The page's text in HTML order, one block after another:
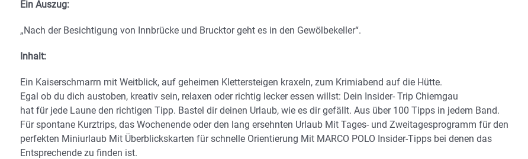
Ein Auszug:
„Nach der Besichtigung von Innbrücke und Brucktor geht es in den Gewölbekeller“.
Inhalt:
Ein Kaiserschmarrn mit Weitblick, auf geheimen Klettersteigen kraxeln, zum Krimiabend auf die Hütte.
Egal ob du dich austoben, kreativ sein, relaxen oder richtig lecker essen willst: Dein Insider- Trip Chiemgau
hat für jede Laune den richtigen Tipp. Bastel dir deinen Urlaub, wie es dir gefällt. Aus über 100 Tipps in jedem Band.
Für spontane Kurztrips, das Wochenende oder den lang ersehnten Urlaub Mit Tages- und Zweitagesprogramm für den
perfekten Miniurlaub Mit Überblickskarten für schnelle Orientierung Mit MARCO POLO Insider-Tipps bei denen das
Entsprechende zu finden ist.